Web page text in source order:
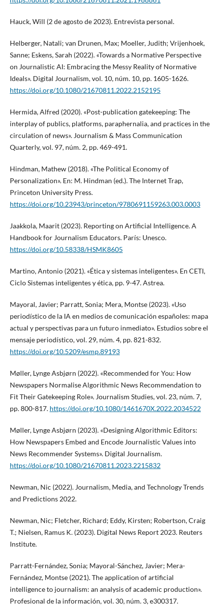
Hauck, Will (2 de agosto de 2023). Entrevista personal.
Helberger, Natali; van Drunen, Max; Moeller, Judith; Vrijenhoek,
Sanne; Eskens, Sarah (2022). «Towards a Normative Perspective
on Journalistic AI: Embracing the Messy Reality of Normative
Ideals». Digital Journalism, vol. 10, núm. 10, pp. 1605-1626.
https://doi.org/10.1080/21670811.2022.2152195
Hermida, Alfred (2020). «Post-publication gatekeeping: The
interplay of publics, platforms, paraphernalia, and practices in the
circulation of news». Journalism & Mass Communication
Quarterly, vol. 97, núm. 2, pp. 469-491.
Hindman, Mathew (2018). «The Political Economy of
Personalization». En: M. Hindman (ed.). The Internet Trap,
Princeton University Press.
https://doi.org/10.23943/princeton/9780691159263.003.0003
Jaakkola, Maarit (2023). Reporting on Artificial Intelligence. A
Handbook for Journalism Educators. París: Unesco.
https://doi.org/10.58338/HSMK8605
Martino, Antonio (2021). «Ética y sistemas inteligentes». En CETI,
Ciclo Sistemas inteligentes y ética, pp. 9-47. Astrea.
Mayoral, Javier; Parratt, Sonia; Mera, Montse (2023). «Uso
periodístico de la IA en medios de comunicación españoles: mapa
actual y perspectivas para un futuro inmediato». Estudios sobre el
mensaje periodístico, vol. 29, núm. 4, pp. 821-832.
https://doi.org/10.5209/esmp.89193
Møller, Lynge Asbjørn (2022). «Recommended for You: How
Newspapers Normalise Algorithmic News Recommendation to
Fit Their Gatekeeping Role». Journalism Studies, vol. 23, núm. 7,
pp. 800-817. https://doi.org/10.1080/1461670X.2022.2034522
Møller, Lynge Asbjørn (2023). «Designing Algorithmic Editors:
How Newspapers Embed and Encode Journalistic Values into
News Recommender Systems». Digital Journalism.
https://doi.org/10.1080/21670811.2023.2215832
Newman, Nic (2022). Journalism, Media, and Technology Trends
and Predictions 2022.
Newman, Nic; Fletcher, Richard; Eddy, Kirsten; Robertson, Craig
T.; Nielsen, Ramus K. (2023). Digital News Report 2023. Reuters
Institute.
Parratt-Fernández, Sonia; Mayoral-Sánchez, Javier; Mera-
Fernández, Montse (2021). The application of artificial
intelligence to journalism: an analysis of academic production».
Profesional de la información, vol. 30, núm. 3, e300317.